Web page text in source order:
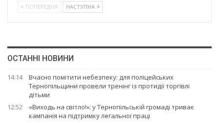
ПОПЕРЕДНЯ НАСТУПНА
ОСТАННІ НОВИНИ
14:14
Вчасно помітити небезпеку: для поліцейських
Тернопільщини провели тренінг із протидії торгівлі
дітьми
12:52
«Виходь на світло!»: у Тернопільській громаді триває
кампанія на підтримку легальної праці